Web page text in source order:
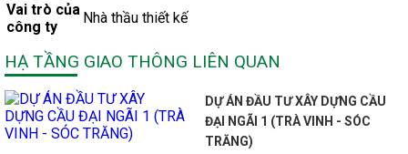
Vai trò của
công ty
Nhà thầu thiết kế
HẠ TẦNG GIAO THÔNG LIÊN QUAN
DỰ ÁN ĐẦU TƯ XÂY DỰNG CẦU
ĐẠI NGÃI 1 (TRÀ VINH - SÓC
TRĂNG)